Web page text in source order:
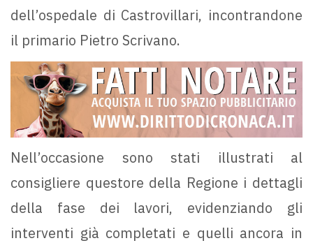
dell’ospedale di Castrovillari, incontrandone
il primario Pietro Scrivano.
Nell’occasione sono stati illustrati al
consigliere questore della Regione i dettagli
della fase dei lavori, evidenziando gli
interventi già completati e quelli ancora in